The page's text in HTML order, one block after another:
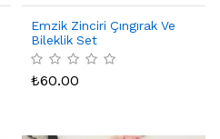
Emzik Zinciri Çıngırak Ve
Bileklik Set
₺60.00